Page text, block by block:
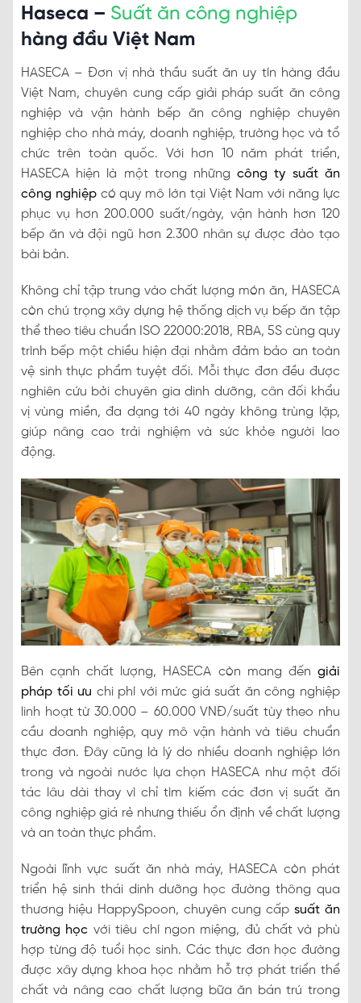
Haseca – Suất ăn công nghiệp
hàng đầu Việt Nam
HASECA – Đơn vị nhà thầu suất ăn uy tín hàng đầu
Việt Nam, chuyên cung cấp giải pháp suất ăn công
nghiệp và vận hành bếp ăn công nghiệp chuyên
nghiệp cho nhà máy, doanh nghiệp, trường học và tổ
chức trên toàn quốc. Với hơn 10 năm phát triển,
HASECA hiện là một trong nhữngcông ty suất ăn
công nghiệpcó quy mô lớn tại Việt Nam với năng lực
phục vụ hơn 200.000 suất/ngày, vận hành hơn 120
bếp ăn và đội ngũ hơn 2.300 nhân sự được đào tạo
bài bản.
Không chỉ tập trung vào chất lượng món ăn, HASECA
còn chú trọng xây dựng hệ thống dịch vụ bếp ăn tập
thể theo tiêu chuẩn ISO 22000:2018, RBA, 5S cùng quy
trình bếp một chiều hiện đại nhằm đảm bảo an toàn
vệ sinh thực phẩm tuyệt đối. Mỗi thực đơn đều được
nghiên cứu bởi chuyên gia dinh dưỡng, cân đối khẩu
vị vùng miền, đa dạng tới 40 ngày không trùng lặp,
giúp nâng cao trải nghiệm và sức khỏe người lao
động.
Bên cạnh chất lượng, HASECA còn mang đến giải
pháp tối ưu chi phí với mức giá suất ăn công nghiệp
linh hoạt từ 30.000 – 60.000 VNĐ/suất tùy theo nhu
cầu doanh nghiệp, quy mô vận hành và tiêu chuẩn
thực đơn. Đây cũng là lý do nhiều doanh nghiệp lớn
trong và ngoài nước lựa chọn HASECA như một đối
tác lâu dài thay vì chỉ tìm kiếm các đơn vị suất ăn
công nghiệp giá rẻ nhưng thiếu ổn định về chất lượng
và an toàn thực phẩm.
Ngoài lĩnh vực suất ăn nhà máy, HASECA còn phát
triển hệ sinh thái dinh dưỡng học đường thông qua
thương hiệu HappySpoon, chuyên cung cấp suất ăn
trường học với tiêu chí ngon miệng, đủ chất và phù
hợp từng độ tuổi học sinh. Các thực đơn học đường
được xây dựng khoa học nhằm hỗ trợ phát triển thể
chất và nâng cao chất lượng bữa ăn bán trú trong